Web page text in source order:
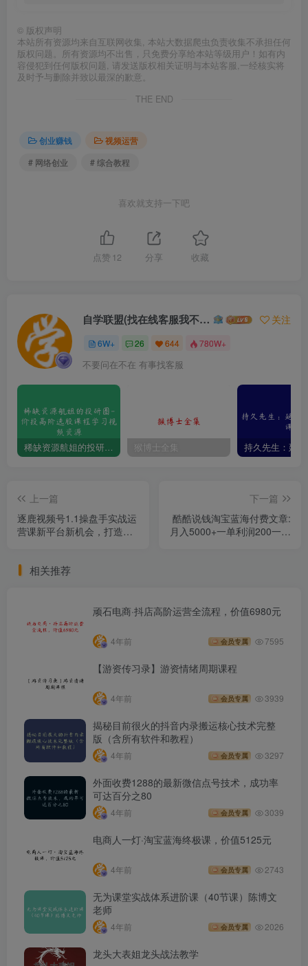
© 版权声明
本站所有资源均来自互联网收集, 本站大数据爬虫负责收集不承担任何
版权问题。所有资源均不出售，只免费分享给本站等级用户！如有内
容侵犯到任何版权问题, 请发送版权相关证明与本站客服,一经核实将
及时予与删除并致以最深的歉意。
THE END
创业赚钱
视频运营
# 网络创业
# 综合教程
喜欢就支持一下吧
点赞 12 分享 收藏
自学联盟(找在线客服我不回信息的) 关注
6W+ 26 644 780W+
不要问在不在 有事找客服
稀缺资源航姐的投研圈-价投高阶选股课程学习视频资源 猴博士全集
上一篇
逐鹿视频号1.1操盘手实战运
营课新平台新机会，打造私
下一篇
酷酷说钱淘宝蓝海付费文章:
月入5000+一单利润200一天
相关推荐
顽石电商·抖店高阶运营全流程，价值6980元
4年前 会员专属 7595
【游资传习录】游资情绪周期课程
4年前 会员专属 3939
揭秘目前很火的抖音内录搬运核心技术完整
版（含所有软件和教程）
4年前 会员专属 3297
外面收费1288的最新微信点号技术，成功率
可达百分之80
4年前 会员专属 3039
电商人一灯·淘宝蓝海终极课，价值5125元
4年前 会员专属 2743
无为课堂实战体系进阶课（40节课）陈博文
老师
4年前 会员专属 2026
龙头大表姐龙头战法教学